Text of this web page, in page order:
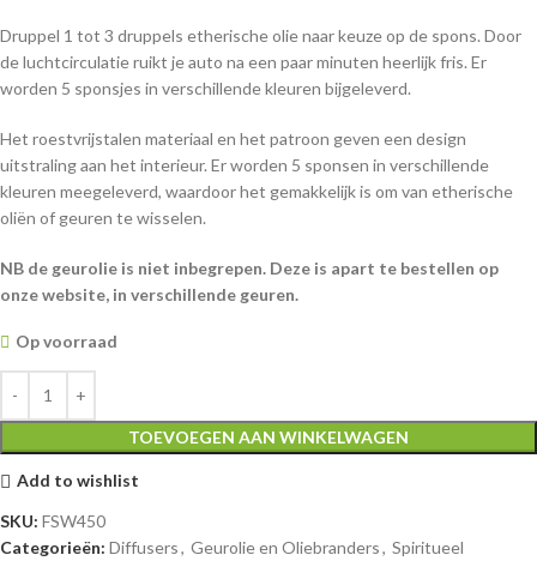
Druppel 1 tot 3 druppels etherische olie naar keuze op de spons. Door
de luchtcirculatie ruikt je auto na een paar minuten heerlijk fris. Er
worden 5 sponsjes in verschillende kleuren bijgeleverd.
Het roestvrijstalen materiaal en het patroon geven een design
uitstraling aan het interieur. Er worden 5 sponsen in verschillende
kleuren meegeleverd, waardoor het gemakkelijk is om van etherische
oliën of geuren te wisselen.
NB de geurolie is niet inbegrepen. Deze is apart te bestellen op
onze website, in verschillende geuren.
Op voorraad
TOEVOEGEN AAN WINKELWAGEN
Add to wishlist
SKU: FSW450
Categorieën: Diffusers, Geurolie en Oliebranders, Spiritueel